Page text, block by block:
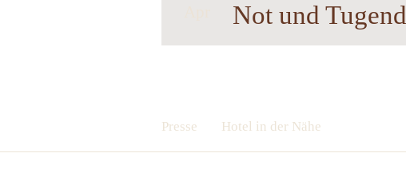
Not und Tugend
Presse Hotel in der Nähe